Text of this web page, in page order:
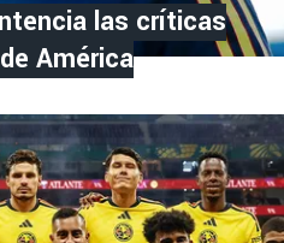
las críticas
América